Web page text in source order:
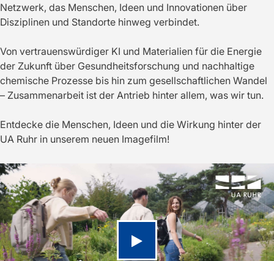
Netzwerk, das Menschen, Ideen und Innovationen über
Disziplinen und Standorte hinweg verbindet.
Von vertrauenswürdiger KI und Materialien für die Energie
der Zukunft über Gesundheitsforschung und nachhaltige
chemische Prozesse bis hin zum gesellschaftlichen Wandel
– Zusammenarbeit ist der Antrieb hinter allem, was wir tun.
Entdecke die Menschen, Ideen und die Wirkung hinter der
UA Ruhr in unserem neuen Imagefilm!
Video abspielen